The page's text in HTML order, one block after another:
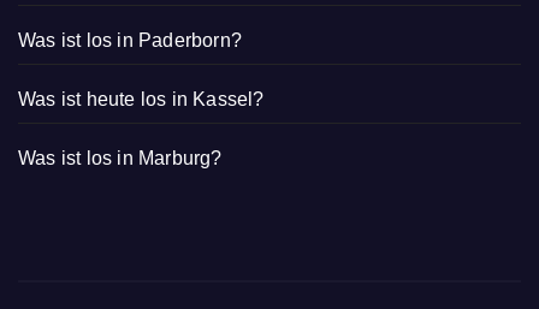
Was ist los in Paderborn?
Was ist heute los in Kassel?
Was ist los in Marburg?